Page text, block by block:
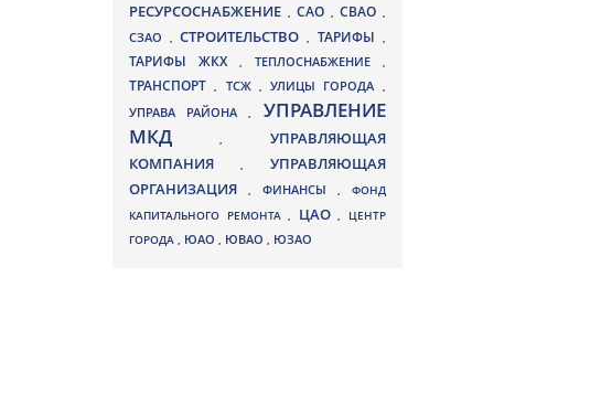
РЕСУРСОСНАБЖЕНИЕ , САО , СВАО ,
СЗАО ,СТРОИТЕЛЬСТВО, ТАРИФЫ ,
ТАРИФЫ ЖКХ , ТЕПЛОСНАБЖЕНИЕ ,
ТРАНСПОРТ, ТСЖ , УЛИЦЫ ГОРОДА ,
УПРАВА РАЙОНА, УПРАВЛЕНИЕ
МКД, УПРАВЛЯЮЩАЯ
КОМПАНИЯ
, УПРАВЛЯЮЩАЯ
ОРГАНИЗАЦИЯ
, ФИНАНСЫ , ФОНД
КАПИТАЛЬНОГО РЕМОНТА , ЦАО ,
ЦЕНТР
ГОРОДА , ЮАО , ЮВАО , ЮЗАО